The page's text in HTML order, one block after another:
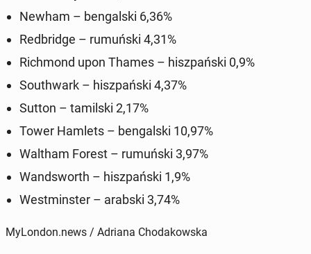
Newham – ben­gal­s­ki 6,36%
Red­bridge – ru­muńs­ki 4,31%
Rich­mond upon Thames – hisz­pańs­ki 0,9%
South­wark – hisz­pańs­ki 4,37%
Sutton – tamil­s­ki 2,17%
Tower Hamlets – ben­gal­s­ki 10,97%
Waltham Forest – ru­muńs­ki 3,97%
Wandsworth – hisz­pańs­ki 1,9%
West­min­ster – arabski 3,74%
MyLondon.news / Adriana Chodakowska